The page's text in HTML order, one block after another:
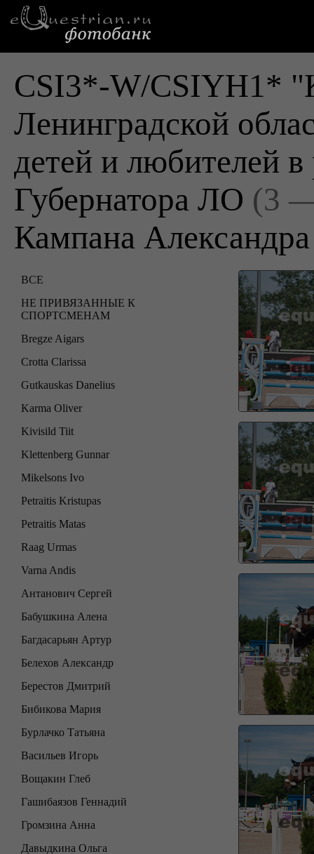
CSI3*-W/CSIYH1*
Ленинградской
детей и любителей
Губернатора ЛО (3
Кампана Александра
ВСЕ
НЕ ПРИВЯЗАННЫЕ К
СПОРТСМЕНАМ
Bregze Aigars
Crotta Clarissa
Gutkauskas Danelius
Karma Oliver
Kivisild Tiit
Klettenberg Gunnar
Mikelsons Ivo
Petraitis Kristupas
Petraitis Matas
Raag Urmas
Varna Andis
Антанович Сергей
Бабушкина Алена
Багдасарьян Артур
Белехов Александр
Берестов Дмитрий
Бибикова Мария
Бурлачко Татьяна
Васильев Игорь
Вощакин Глеб
Гашибаязов Геннадий
Громзина Анна
Давыдкина Ольга